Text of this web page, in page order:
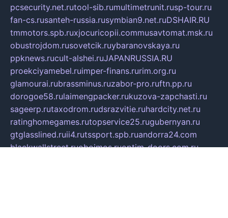
pcsecurity.net.rutool-sib.rumultimetrunit.rusp-tour.ru
fan-cs.rusanteh-russia.rusymbian9.net.ruDSHAIR.RU
tmmotors.spb.ruxjocuricopii.commusavtomat.msk.ru
obustrojdom.rusovetcik.ruybaranovskaya.ru
ppknews.rucult-alshei.ruJAPANRUSSIA.RU
proekciyamebel.ruimper-finans.rurim.org.ru
glamourai.rubrassminus.ruzabor-pro.ruftn.pp.ru
dorogoe58.rulaimengpacker.rukuzova-zapchasti.ru
sageerp.rutaxodrom.rudsrazvitie.ruhardcity.net.ru
ratinghomegames.rutopservice25.rugubernyan.ru
gtglasslined.ruii4.rutssport.spb.ruandorra24.com
blackwallstreet.ruoboimos.ruoptim-doors.com.ru